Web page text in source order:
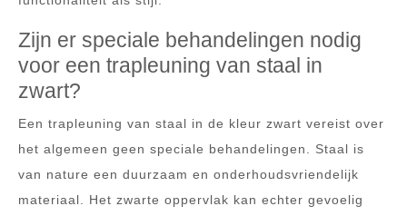
Zijn er speciale behandelingen nodig
voor een trapleuning van staal in
zwart?
Een trapleuning van staal in de kleur zwart vereist over
het algemeen geen speciale behandelingen. Staal is
van nature een duurzaam en onderhoudsvriendelijk
materiaal. Het zwarte oppervlak kan echter gevoelig